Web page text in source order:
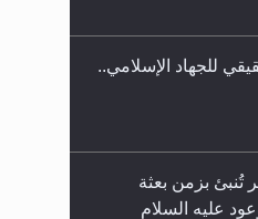
للجهاد الإسلامي..
تُنبئ بزمن بعثة
عليه السلام